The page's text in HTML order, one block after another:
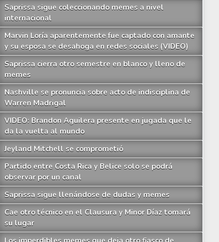
Saprissa sigue coleccionando memes a nivel
internacional
Marvin Loría aparentemente fue captado con amante
y su esposa se desahoga en redes sociales (VIDEO)
Saprissa cierra otro semestre en blanco y lleno de
memes
Nashville se pronuncia sobre acto de indisciplina de
Warren Madrigal
VIDEO: Brandon Aguilera presente en jugada que le
da la vuelta al mundo
Jeyland Mitchell se comprometió
Partido entre Costa Rica y Belice solo se podrá
observar por un canal
Saprissa sigue llenándose de dudas y memes
Cae otro técnico en el Clausura y Minor Díaz tomará
su lugar